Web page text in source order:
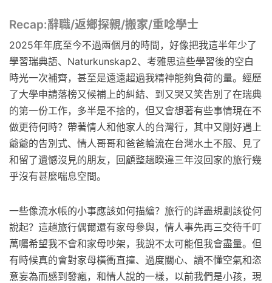
Recap:辭職/返鄉探親/搬家/重唸學士
2025年年底至今不過兩個月的時間，好像把我這半年少了
學習瑞典語、Naturkunskap2、考雅思這些學習後的空白
時光一次補齊，甚至是遠遠超過我精神能夠負荷的量。經歷
了大學申請落榜又候補上的糾結、到又哭又笑告別了在瑞典
的第一份工作，多半是不捨的，但又會想著有些事情現在不
做更待何時？帶著情人和他家人的台灣行，其中又剛好遇上
爺爺的告別式、情人哥哥和爸爸輪流在台灣水土不服、見了
和留了遺憾沒見的朋友，回顧整趟睽違三年沒回家的旅行幾
乎沒有甚麼喘息空間。
一些像流水帳的小事應該如何描繪？旅行的詳盡規劃該從何
說起？這趟旅行偶爾還有家母參與，情人事先再三交待千叮
萬囑希望我不會和家母吵架，我說不太可能但我會盡量。但
有時候真的會對家母橫衝直撞、過度關心、讀不懂空氣和恣
意妄為而感到發瘋，和情人說的一樣，以前我們是小孩，現